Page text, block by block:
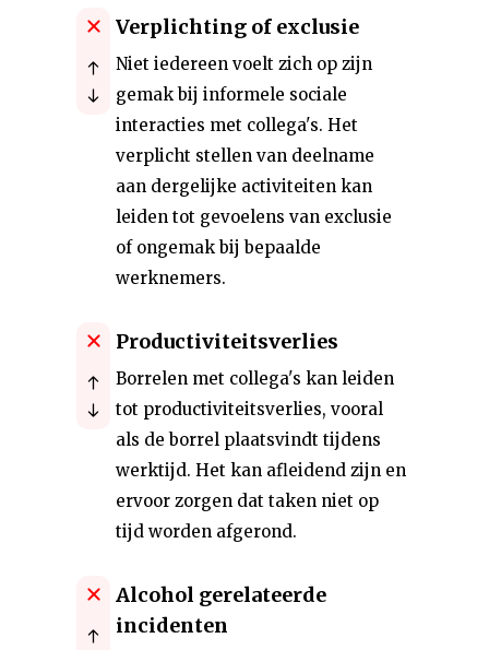
Verplichting of exclusie
Niet iedereen voelt zich op zijn
gemak bij informele sociale
interacties met collega's. Het
verplicht stellen van deelname
aan dergelijke activiteiten kan
leiden tot gevoelens van exclusie
of ongemak bij bepaalde
werknemers.
Productiviteitsverlies
Borrelen met collega's kan leiden
tot productiviteitsverlies, vooral
als de borrel plaatsvindt tijdens
werktijd. Het kan afleidend zijn en
ervoor zorgen dat taken niet op
tijd worden afgerond.
Alcohol gerelateerde
incidenten